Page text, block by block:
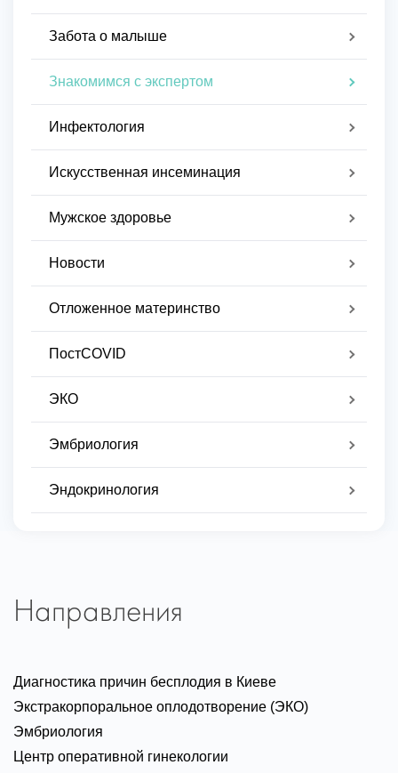
Забота о малыше
Знакомимся с экспертом
Инфектология
Искусственная инсеминация
Мужское здоровье
Новости
Отложенное материнство
ПостCOVID
ЭКО
Эмбриология
Эндокринология
Направления
Диагностика причин бесплодия в Киеве
Экстракорпоральное оплодотворение (ЭКО)
Эмбриология
Центр оперативной гинекологии